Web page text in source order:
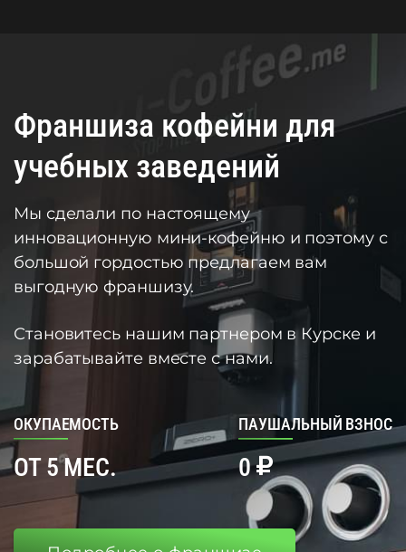
Франшиза кофейни для
учебных заведений
Мы сделали по настоящему
инновационную мини-кофейню и поэтому с
большой гордостью предлагаем вам
выгодную франшизу.
Становитесь нашим партнером в Курске и
зарабатывайте вместе с нами.
ОКУПАЕМОСТЬ
ОТ 5 МЕС.
ПАУШАЛЬНЫЙ ВЗНОС
0